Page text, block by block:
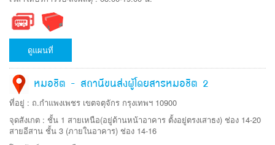
ดูแผนที่
หมอชิต - สถานีขนส่งผู้โดยสารหมอชิต 2
ที่อยู่ : ถ.กำแพงเพชร เขตจตุจักร กรุงเทพฯ 10900
จุดสังเกต : ชั้น 1 สายเหนือ(อยู่ด้านหน้าอาคาร ตั้งอยู่ตรงเสาธง) ช่อง 14-20
สายอีสาน ชั้น 3 (ภายในอาคาร) ช่อง 14-16